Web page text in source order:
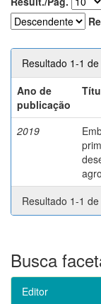
Resultado 1-1 de
Ano de
publicação
2019
Resultado 1-1 de
Busca
Editor